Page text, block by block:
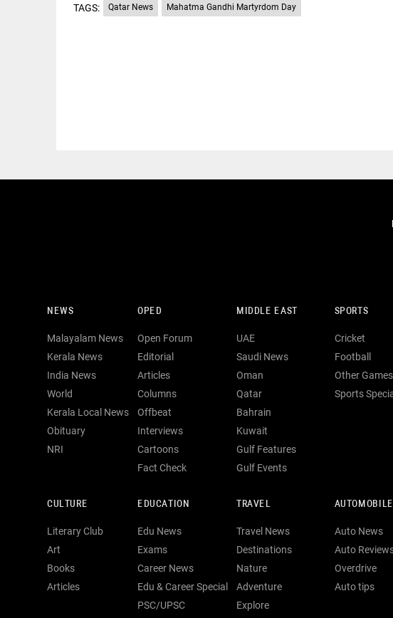
TAGS: Qatar News Mahatma Gandhi Martyrdom Day
NEWS
Malayalam News
Kerala News
India News
World
Kerala Local News
Obituary
NRI
OPED
Open Forum
Editorial
Articles
Columns
Offbeat
Interviews
Cartoons
Fact Check
MIDDLE EAST
UAE
Saudi News
Oman
Qatar
Bahrain
Kuwait
Gulf Features
Gulf Events
SPORTS
Cricket
Football
Other Games
Sports
CULTURE
Literary Club
Art
Books
Articles
EDUCATION
Edu News
Exams
Career News
Edu & Career Special
PSC/UPSC
TRAVEL
Travel News
Destinations
Nature
Adventure
Explore
AUTOMOBILE
Auto News
Auto
Overdrive
Auto tips